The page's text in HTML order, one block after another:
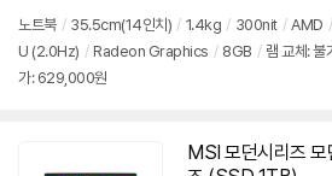
견
노트북 / 35.5cm(14인치) / 1.4kg / 300nit / AMD /
U (2.0Hz) / Radeon Graphics / 8GB / 램 교체: 불
가: 629,000원
MSI 모던시리즈